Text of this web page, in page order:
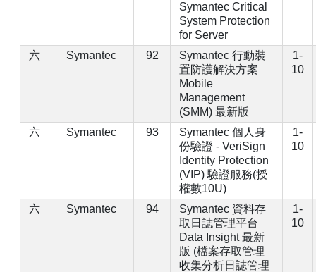
Symantec Critical
System Protection
for Server
六 Symantec 92
Symantec 行動裝
置防護解決方案
Mobile
Management
(SMM) 最新版
1-
10
六 Symantec 93
Symantec 個人身
份驗證 - VeriSign
Identity Protection
(VIP) 驗證服務(授
權數10U)
1-
10
六 Symantec 94
Symantec 資料存
取日誌管理平台
Data Insight 最新
版 (檔案存取管理
收集分析日誌管理
1-
10